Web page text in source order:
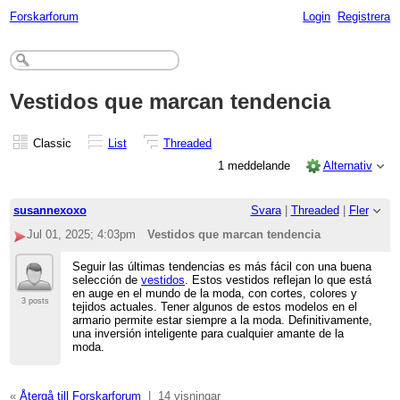
Forskarforum Login Registrera
Vestidos que marcan tendencia
Classic List
Threaded
1 meddelande
Alternativ
susannexoxo Svara| Threaded
Fler
Jul 01, 2025; 4:03pm
Vestidos que marcan tendencia
3 posts
Seguir las últimas tendencias es más fácil con una buena
selección devestidos. Estos vestidos reflejan lo que está
en auge en el mundo de la moda, con cortes, colores y
tejidos actuales. Tener algunos de estos modelos en el
armario permite estar siempre a la moda. Definitivamente,
una inversión inteligente para cualquier amante de la
moda.
« Återgå till Forskarforum 14 visningar